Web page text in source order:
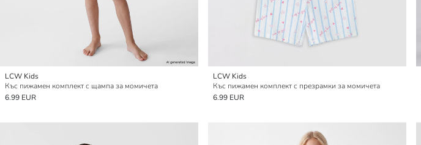
LCW Kids
Къс пижамен комплект с щампа за момичета
6.99 EUR
LCW Kids
Къс пижамен комплект с презрамки за момичета
6.99 EUR